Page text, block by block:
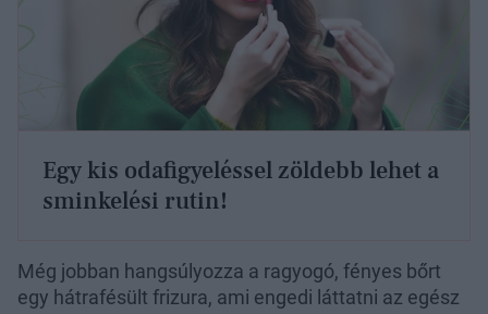
Egy kis odafigyeléssel zöldebb lehet a
sminkelési rutin!
Még jobban hangsúlyozza a ragyogó, fényes bőrt
egy hátrafésült frizura, ami engedi láttatni az egész